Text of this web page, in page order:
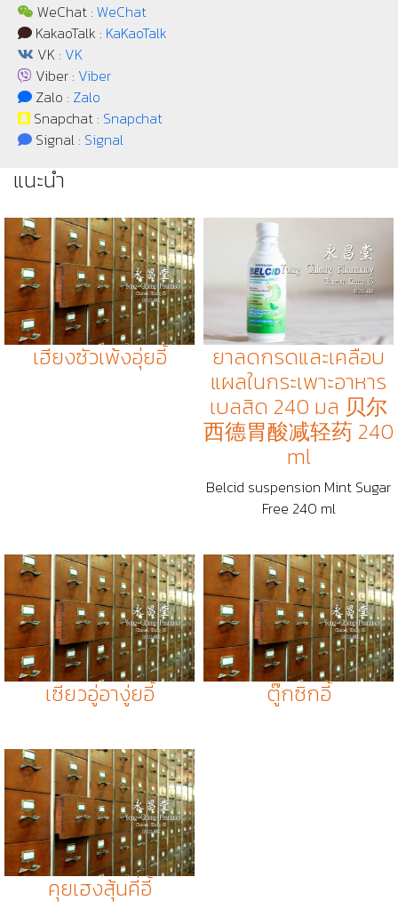
WeChat : WeChat
KakaoTalk : KaKaoTalk
VK : VK
Viber : Viber
Zalo : Zalo
Snapchat : Snapchat
Signal : Signal
แนะนำ
เฮียงซัวเพ้งอุ่ยอี้
ยาลดกรดและเคลือบ
แผลในกระเพาะอาหาร
เบลสิด 240 มล 贝尔
西德胃酸减轻药 240
ml
Belcid suspension Mint Sugar
Free 240 ml
เซียวอู่อางู่ยอี้ ตู๊กซิกอี้
คุยเฮงสุ้นคี่อี้